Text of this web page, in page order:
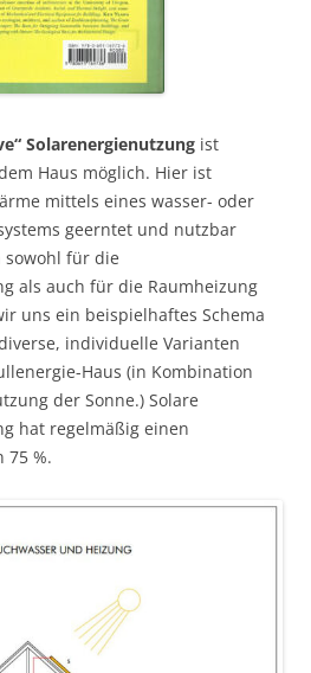
Solarenergienutzung ist
Haus möglich. Hier ist
mittels eines wasser- oder
geerntet und nutzbar
sowohl für die
als auch für die Raumheizung
uns ein beispielhaftes Schema
individuelle Varianten
Haus (in Kombination
der Sonne.) Solare
hat regelmäßig einen
75 %.